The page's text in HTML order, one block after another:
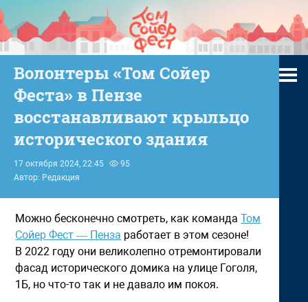
Волонтеры «Том Сойер
Феста» в Пензе
восстанавливают крыльцо
исторического здания
17 октября 2024, 22:45
95
Автор: Редакция
Можно бесконечно смотреть, как командаТом
Сойер Фест — Пенза работает в этом сезоне!
В 2022 году они великолепно отремонтировали
фасад исторического домика на улице Гоголя,
1Б, но что-то так и не давало им покоя.